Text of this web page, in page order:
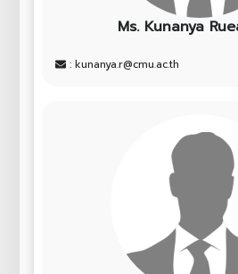
Ms. Kunanya
: kunanya.r@cmu.ac.th